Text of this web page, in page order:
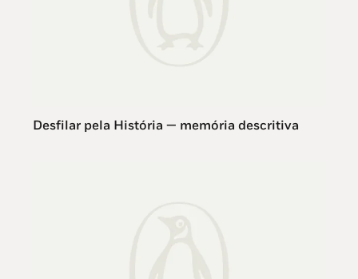
Desfilar pela História — memória descritiva